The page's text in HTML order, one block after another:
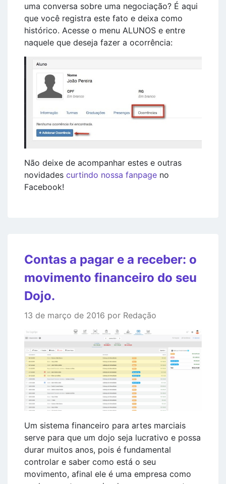
uma conversa sobre uma negociação? É aqui
que você registra este fato e deixa como
histórico. Acesse o menu ALUNOS e entre
naquele que deseja fazer a ocorrência:
Não deixe de acompanhar estes e outras
novidades curtindo nossa fanpage no
Facebook!
Contas a pagar e a receber: o
movimento financeiro do seu
Dojo.
13 de março de 2016 por Redação
Um sistema financeiro para artes marciais
serve para que um dojo seja lucrativo e possa
durar muitos anos, pois é fundamental
controlar e saber como está o seu
movimento, afinal ele é uma empresa como